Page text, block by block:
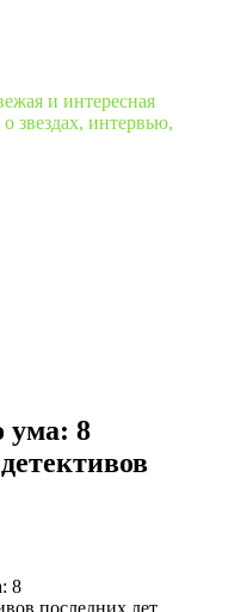
и интересная
звездах, интервью,
ума: 8